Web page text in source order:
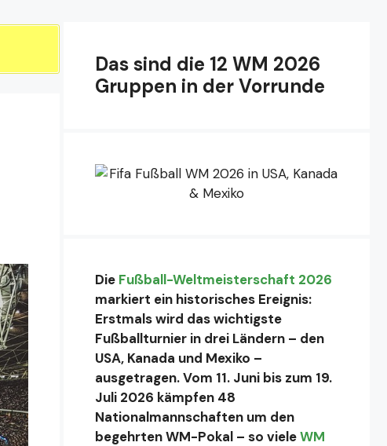
Das sind die 12 WM 2026
Gruppen in der Vorrunde
Die Fußball-Weltmeisterschaft 2026
markiert ein historisches Ereignis:
Erstmals wird das wichtigste
Fußballturnier in drei Ländern – den
USA, Kanada und Mexiko –
ausgetragen. Vom 11. Juni bis zum 19.
Juli 2026 kämpfen 48
Nationalmannschaften um den
begehrten WM-Pokal – so vieleWM